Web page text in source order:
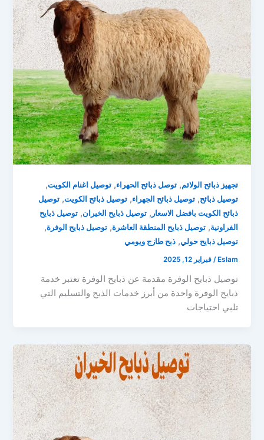
تجهيز ذبائح الولائم,توصل ذبائح الحهراء,توصيل اغنام الكويت,
توصيل ذبائح,توصيل ذبائح الجهراء,توصيل ذبائح الكويت,توصيل
ذبائح الكويت بافضل الاسعار ,توصيل ذبايح الخيران,توصيل ذبايح
الفراونية,توصيل ذبايح المنطقة العاشرة,توصيل ذبايح الوفرة,
توصيل ذبايح حولي,ذبح طازج ويومي
Eslam
/فبراير 12, 2025
توصيل ذبايح الوفرة مقدمة عن ذبايح الوفرة تعتبر خدمة
ذبايح الوفرة واحدة من أبرز خدمات الذبح والتسليم التي
تلبي احتياجات